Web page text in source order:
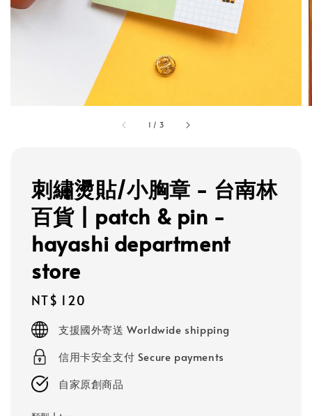
1 / 3
刺繡燙貼/小胸章 - 台南林
百貨 | patch & pin -
hayashi department
store
Regular
price
NT$ 120
支援國外寄送 Worldwide shipping
信用卡安全支付 Secure payments
自家原創商品